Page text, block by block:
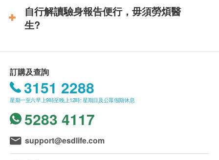
自行解讀驗身報告便行，毋須勞煩醫
生?
訂購及查詢
3151 2288
星期一至六早上9時至晚上12時; 星期日及公眾假期休息
5283 4117
support@esdlife.com